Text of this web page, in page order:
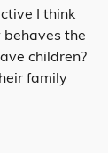
I think
behaves the
children?
family